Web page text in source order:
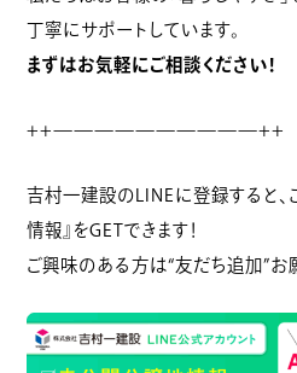
丁寧にサポートしています。
まずはお気軽にご相談ください！
++——————————++
吉村一建設のLINEに登録すると、
情報』をGETできます！
ご興味のある方は“友だち追加”お